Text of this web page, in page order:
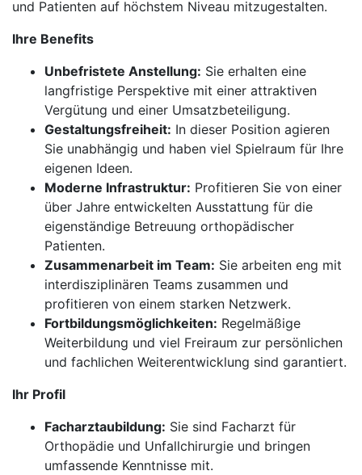
und Patienten auf höchstem Niveau mitzugestalten.
Ihre Benefits
Unbefristete Anstellung: Sie erhalten eine
langfristige Perspektive mit einer attraktiven
Vergütung und einer Umsatzbeteiligung.
Gestaltungsfreiheit: In dieser Position agieren
Sie unabhängig und haben viel Spielraum für Ihre
eigenen Ideen.
Moderne Infrastruktur: Profitieren Sie von einer
über Jahre entwickelten Ausstattung für die
eigenständige Betreuung orthopädischer
Patienten.
Zusammenarbeit im Team: Sie arbeiten eng mit
interdisziplinären Teams zusammen und
profitieren von einem starken Netzwerk.
Fortbildungsmöglichkeiten: Regelmäßige
Weiterbildung und viel Freiraum zur persönlichen
und fachlichen Weiterentwicklung sind garantiert.
Ihr Profil
Facharztaubildung: Sie sind Facharzt für
Orthopädie und Unfallchirurgie und bringen
umfassende Kenntnisse mit.